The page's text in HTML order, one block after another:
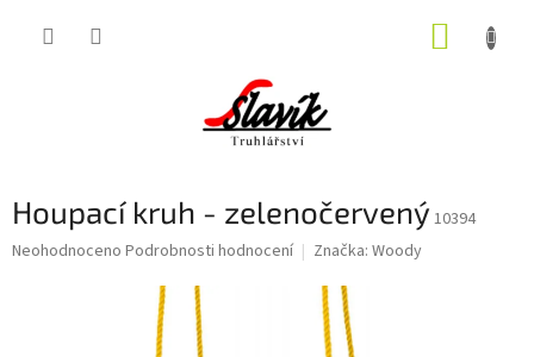
Houpací kruh - zelenočervený 10394
Průměrné
Neohodnoceno Podrobnosti hodnocení Značka: Woody